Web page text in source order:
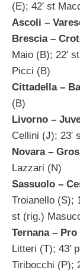
(E); 42′ st
Ascoli –
Brescia –
Maio (B); 22′
Picci (B)
Cittadella –
(B)
Livorno –
Cellini (J); 23′
Novara –
Lazzari (N)
Sassuolo –
Troianello (S);
st (rig.)
Ternana –
Litteri (T); 43′
Tiribocchi (P);